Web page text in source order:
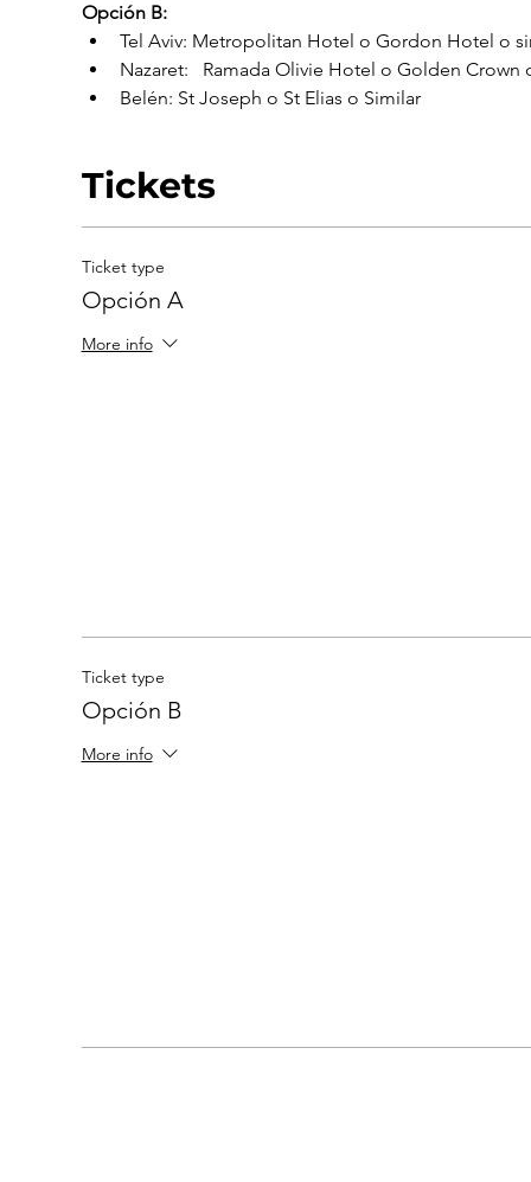
Opción B:
Tel Aviv: Metropolitan Hotel o Gordon Hotel o
​Nazaret:​   Ramada Olivie Hotel o Golden Crown
Belén: St Joseph o St Elias o Similar
Tickets
Ticket type
Opción A
More info
Ticket type
Opción B
More info